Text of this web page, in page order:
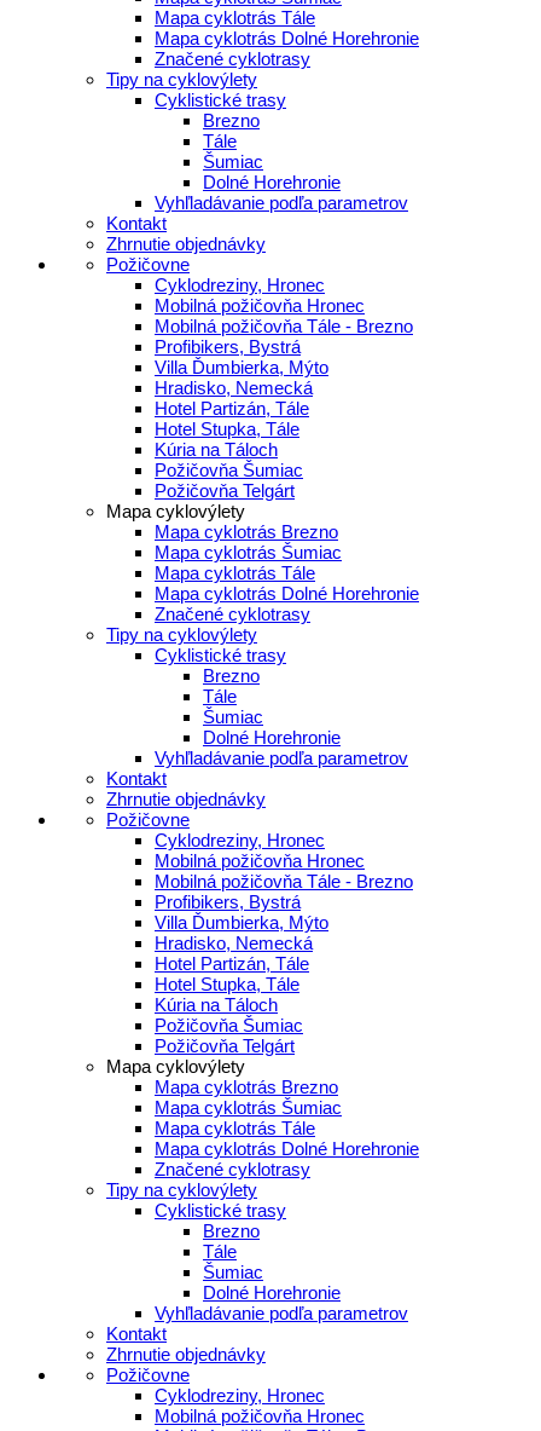
Mapa cyklotrás Tále
Mapa cyklotrás Dolné Horehronie
Značené cyklotrasy
Tipy na cyklovýlety
Cyklistické trasy
Brezno
Tále
Šumiac
Dolné Horehronie
Vyhľladávanie podľa parametrov
Kontakt
Zhrnutie objednávky
Požičovne
Cyklodreziny, Hronec
Mobilná požičovňa Hronec
Mobilná požičovňa Tále - Brezno
Profibikers, Bystrá
Villa Ďumbierka, Mýto
Hradisko, Nemecká
Hotel Partizán, Tále
Hotel Stupka, Tále
Kúria na Táloch
Požičovňa Šumiac
Požičovňa Telgárt
Mapa cyklovýlety
Mapa cyklotrás Brezno
Mapa cyklotrás Šumiac
Mapa cyklotrás Tále
Mapa cyklotrás Dolné Horehronie
Značené cyklotrasy
Tipy na cyklovýlety
Cyklistické trasy
Brezno
Tále
Šumiac
Dolné Horehronie
Vyhľladávanie podľa parametrov
Kontakt
Zhrnutie objednávky
Požičovne
Cyklodreziny, Hronec
Mobilná požičovňa Hronec
Mobilná požičovňa Tále - Brezno
Profibikers, Bystrá
Villa Ďumbierka, Mýto
Hradisko, Nemecká
Hotel Partizán, Tále
Hotel Stupka, Tále
Kúria na Táloch
Požičovňa Šumiac
Požičovňa Telgárt
Mapa cyklovýlety
Mapa cyklotrás Brezno
Mapa cyklotrás Šumiac
Mapa cyklotrás Tále
Mapa cyklotrás Dolné Horehronie
Značené cyklotrasy
Tipy na cyklovýlety
Cyklistické trasy
Brezno
Tále
Šumiac
Dolné Horehronie
Vyhľladávanie podľa parametrov
Kontakt
Zhrnutie objednávky
Požičovne
Cyklodreziny, Hronec
Mobilná požičovňa Hronec